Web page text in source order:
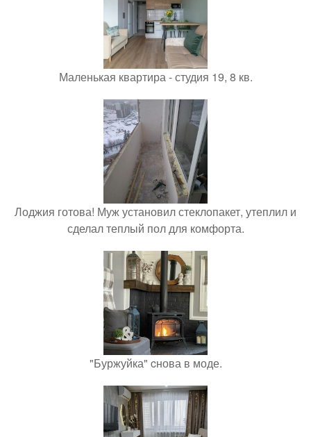
Маленькая квартира - студия 19, 8 кв.
Лоджия готова! Муж установил стеклопакет, утеплил и
сделал теплый пол для комфорта.
"Буржуйка" cнова в моде.